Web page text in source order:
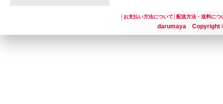
お支払い方法について│ 配送方法・送料につ
darumaya Copyright